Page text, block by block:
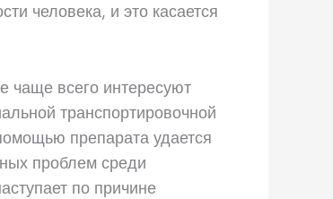
человека, и это касается
чаще всего интересуют
транспортировочной
препарата удается
проблем среди
по причине